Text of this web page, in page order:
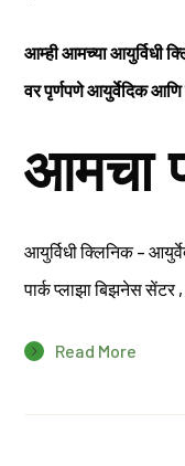
आम्ही आमच्या आयुर्विधी
वर पृर्णपणे आयुर्वेदिक
आमचा
आयुर्विधी क्लिनिक –
पार्क प्लाझा बिझनेस सेंटर
Read More